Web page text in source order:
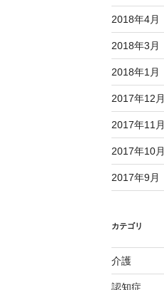
2018年4月
2018年3月
2018年1月
2017年12月
2017年11月
2017年10月
2017年9月
カテゴリ
介護
認知症